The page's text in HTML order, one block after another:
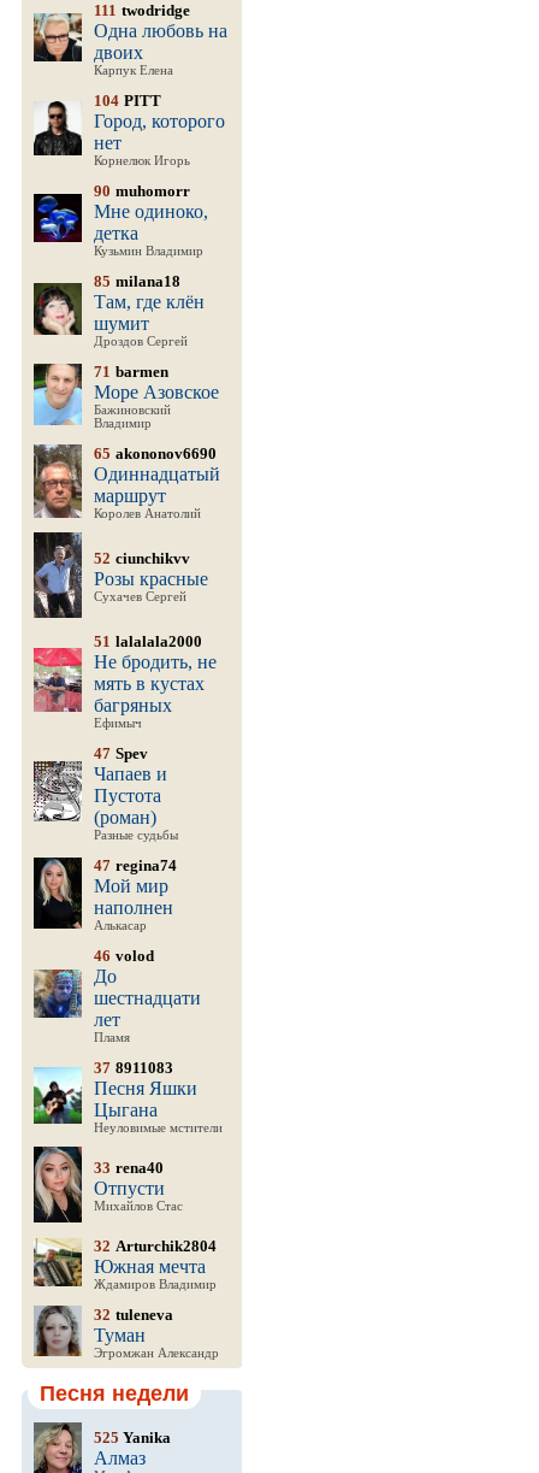
111 twodridge
Одна любовь на
двоих
Карпук Елена
104 PITT
Город, которого
нет
Корнелюк Игорь
90 muhomorr
Мне одиноко,
детка
Кузьмин Владимир
85 milana18
Там, где клён
шумит
Дроздов Сергей
71 barmen
Море Азовское
Бажиновский
Владимир
65 akononov6690
Одиннадцатый
маршрут
Королев Анатолий
52 ciunchikvv
Розы красные
Сухачев Сергей
51 lalalala2000
Не бродить, не
мять в кустах
багряных
Ефимыч
47 Spev
Чапаев и
Пустота
(роман)
Разные судьбы
47 regina74
Мой мир
наполнен
Алькасар
46 volod
До
шестнадцати
лет
Пламя
37 8911083
Песня Яшки
Цыгана
Неуловимые мстители
33 rena40
Отпусти
Михайлов Стас
32 Arturchik2804
Южная мечта
Ждамиров Владимир
32 tuleneva
Туман
Эгромжан Александр
Песня недели
525 Yanika
Алмаз